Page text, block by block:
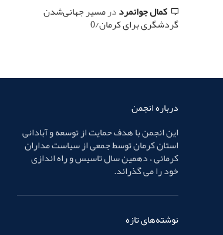
کمال جوانمرددرمسیر جهانی‌شدن
گردشگری برای کرمان/0
درباره انجمن
این انجمن با هدف حمایت از توسعه و آبادانی
استان کرمان توسط جمعی از سیاست مداران
کرمانی ، دهمین سال تاسیس و راه اندازی
خود را می گذراند.
نوشته‌های تازه